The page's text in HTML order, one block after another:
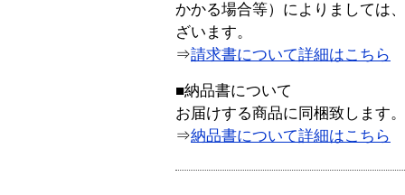
かかる場合等）によりましては
ざいます。
⇒請求書について詳細はこちら
■納品書について
お届けする商品に同梱致します。
⇒納品書について詳細はこちら